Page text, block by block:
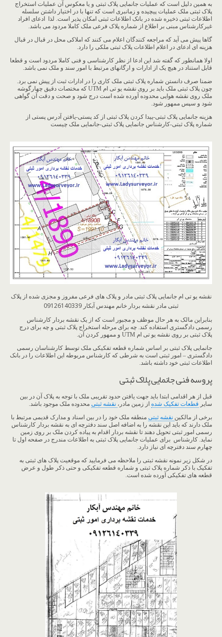
به همین دلیل است که عملیات جانمایی پلاک ثبتی و یا معکوس آن عملیات استخراج
پلاک ثبتی ملک عملیات پیچیده و زمانبری است که تنها با در اختیار داشتن سلسله
اطلاعات ثبتی ذخیره شده در بانک اطلاعات ثبتی امکان پذیر است‌. لذا ادعای افراد
غیرکارشناس مبنی بر اطلاع از شماره پلاک فرعی ملک کاملا مردود می باشد.
گاها پیش می آید که مراجعه کنندگان اعلام می کنند که املاکی محل در قبال در قبال
هزینه ای ادعای در اعلام اطلاعات پلاک ثبتی ملکی را دارد.
اولا همانطور که گفته شد این ادعا از نظر کارشناسی و فنی کاملا مردود است و قطعا
قابل استناد در هیچ یک از ادارات و ارگانهای مرتبط با امور سند و ملک نمی باشد.
ضمنا صرف دانستن شماره پلاک ثبتی ملک کاری را در ادارات ثبت از پیش نمی برد.
چون پلاک ثبتی ملک باید بر روی نقشه یو تی ام UTM که مختصات دقیق چهارگوشه
ملک روی نقشه هوایی محدوده آورده شده است درج شود و صحت و دقت آن گواهی
شود و سپس ممهور شود.
هزینه جانمایی پلاک ثبتی-پیدا کردن پلاک ثبتی از کد پستی-یافتن آدرس پستی از
شماره پلاک ثبتی-کارشناس جانمایی پلاک ثبتی-جانمایی ملک چیست
نقشه یو تی ام جانمایی پلاک ثبتی مادر و پلاک های فرعی مفروز و مجزی شده از پلاک
ثبتی مادر نقشه بردار خانم مهندس آبکار 09126140339
بنابراین مالک به هر حال موظف و مجبور است که از یک نقشه بردار کارشناس
رسمی دادگستری استفاده کند. چه برای مرحله استخراج پلاک ثبتی و چه برای درج
پلاک ثبتی بر روی نقشه یو تی ام UTM و ممهور کردن آن.
جانمایی پلاک ثبتی بر اساس شماره قطعه تفکیکی ملک توسط کارشناسان رسمی
دادگستری – امور ثبتی است به شرطی که کارشناس مربوطه این اطلاعات را در بانک
اطلاعات ثبتی خود داشته باشد.
پروسه فنی جانمایی پلاک ثبتی
قبل از هر اقدامی ابتدا باید جهت یافتن حدود تقریبی ملک با توجه به پلاک آن در بین
سایر قطعات تفکیک شده از زمین مادر، نقشه ثبتی محدوده ملک موجود باشد.
برخی از مالکین نقشه ثبتی منطقه ملک خود را در بین اسناد و مدارک قدیمی مرتبط با
ملک دارند که باید این نقشه را به اضافه اصل سند دفترچه ای به نقشه بردار کارشناس
رسمی امور ثبتی تحویل دهند تا نقشه بردار اقدام به پیاده کردن ملک بر روی زمین
نماید. کارشناس برای عملیات جانمایی پلاک ثبتی به اطلاعات مندرج در صفحه اول تا
چهارم سند دفترچه ای نیاز دارد.
در شکل زیر نمونه نقشه ثبتی را ملاحظه می فرمایید که موقعیت پلاک های ثبتی به
تفکیک با ذکر شماره پلاک ثبتی و شماره قطعه تفکیکی و حتی ذکر طول و عرض
قطعه های تفکیکی آورده شده است.